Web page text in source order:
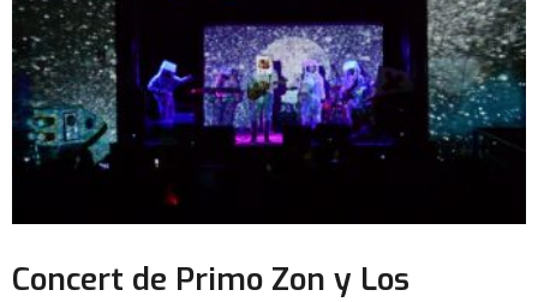
Concert de Primo Zon y Los